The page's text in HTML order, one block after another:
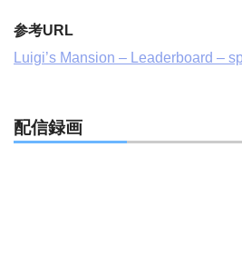
参考URL
Luigi’s Mansion – Leaderboard –
配信録画